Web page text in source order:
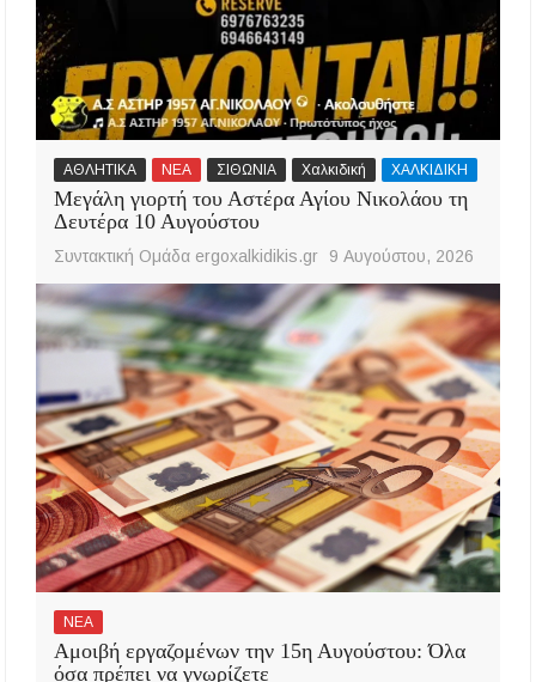
ΑΘΛΗΤΙΚΑ ΝΕΑ ΣΙΘΩΝΙΑ Χαλκιδική ΧΑΛΚΙΔΙΚΗ
Μεγάλη γιορτή του Αστέρα Αγίου Νικολάου τη
Δευτέρα 10 Αυγούστου
Συντακτική Ομάδα ergoxalkidikis.gr 9 Αυγούστου, 2026
ΝΕΑ
Αμοιβή εργαζομένων την 15η Αυγούστου: Όλα
όσα πρέπει να γνωρίζετε